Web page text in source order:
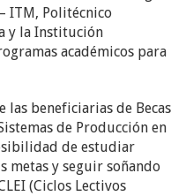
o
volumen.
ITM, Politécnico
y la Institución
académicos para
las beneficiarias de Becas
de Producción en
de estudiar
metas y seguir soñando
(Ciclos Lectivos